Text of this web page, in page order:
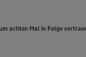
achten Mal in Folge